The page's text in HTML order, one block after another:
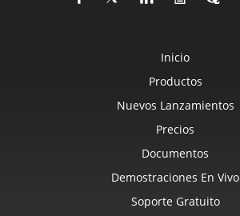
Inicio
Productos
Nuevos Lanzamientos
Precios
Documentos
Demostraciones En Vivo
Soporte Gratuito